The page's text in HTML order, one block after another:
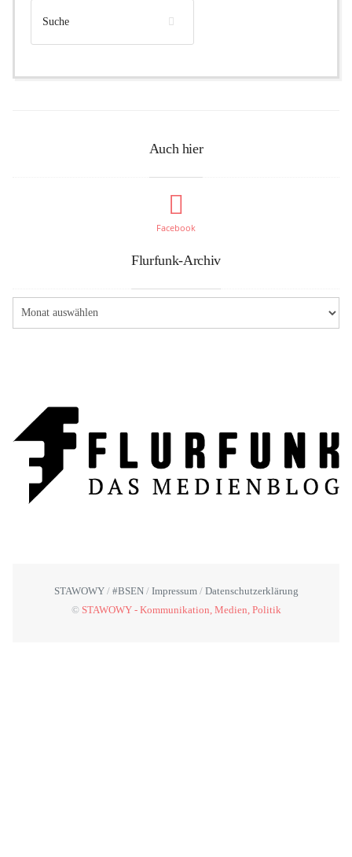
Auch hier
Facebook
Flurfunk-Archiv
STAWOWY #BSEN Impressum
Datenschutzerklärung
© STAWOWY - Kommunikation, Medien, Politik